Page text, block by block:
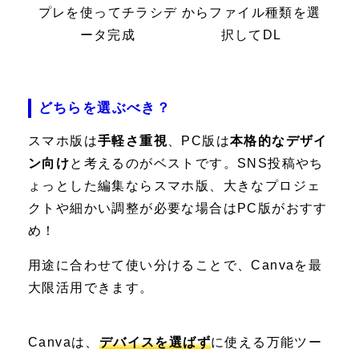
プレを使ってチラシデ
ータ完成
からファイル種類を選
択してDL
どちらを選ぶべき？
スマホ版は手軽さ重視 、PC版は本格的なデザイ
ン向けと考えるのがベストです。SNS投稿やち
ょっとした編集ならスマホ版、大きなプロジェ
クトや細かい調整が必要な場合はPC版がおすす
め！
用途に合わせて使い分けることで、Canvaを最
大限活用できます。
Canvaは、 デバイスを選ばずに使える万能ツー